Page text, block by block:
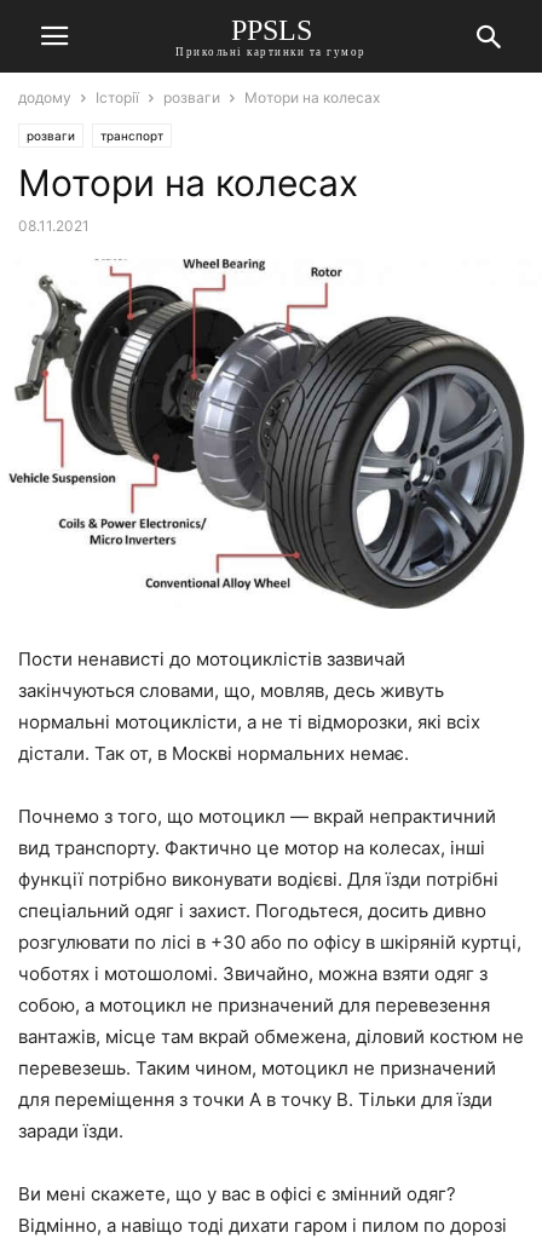
PPSLS
Прикольні картинки та гумор
додому Історії розваги Мотори на колесах
розваги транспорт
Мотори на колесах
08.11.2021
Пости ненависті до мотоциклістів зазвичай
закінчуються словами, що, мовляв, десь живуть
нормальні мотоциклісти, а не ті відморозки, які всіх
дістали. Так от, в Москві нормальних немає.
Почнемо з того, що мотоцикл — вкрай непрактичний
вид транспорту. Фактично це мотор на колесах, інші
функції потрібно виконувати водієві. Для їзди потрібні
спеціальний одяг і захист. Погодьтеся, досить дивно
розгулювати по лісі в +30 або по офісу в шкіряній куртці,
чоботях і мотошоломі. Звичайно, можна взяти одяг з
собою, а мотоцикл не призначений для перевезення
вантажів, місце там вкрай обмежена, діловий костюм не
перевезешь. Таким чином, мотоцикл не призначений
для переміщення з точки A в точку B. Тільки для їзди
заради їзди.
Ви мені скажете, що у вас в офісі є змінний одяг?
Відмінно, а навіщо тоді дихати гаром і пилом по дорозі